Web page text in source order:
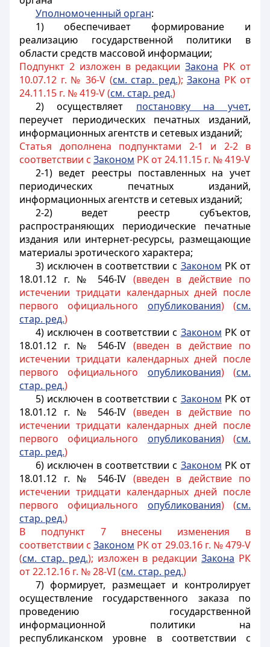
Уполномоченный орган:
1) обеспечивает формирование и
реализацию государственной политики в
области средств массовой информации;
Подпункт 2 изложен в редакцииЗакона РК от
10.07.12 г. № 36-V (см. стар. ред.); Закона РК от
24.11.15 г. № 419-V (см. стар. ред.)
2) осуществляет постановку на учет,
переучет периодических печатных изданий,
информационных агентств и сетевых изданий;
Статья дополнена подпунктами 2-1 и 2-2 в
соответствии с Законом РК от 24.11.15 г. № 419-V
2-1) ведет реестры поставленных на учет
периодических печатных изданий,
информационных агентств и сетевых изданий;
2-2) ведет реестр субъектов,
распространяющих периодические печатные
издания или интернет-ресурсы, размещающие
материалы эротического характера;
3) исключен в соответствии с Законом РК от
18.01.12 г. № 546-IV (введен в действие по
истечении тридцати календарных дней после
первого официального опубликования) (см.
стар. ред.)
4) исключен в соответствии с Законом РК от
18.01.12 г. № 546-IV (введен в действие по
истечении тридцати календарных дней после
первого официального опубликования) (см.
стар. ред.)
5) исключен в соответствии с Законом РК от
18.01.12 г. № 546-IV (введен в действие по
истечении тридцати календарных дней после
первого официального опубликования) (см.
стар. ред.)
6) исключен в соответствии с Законом РК от
18.01.12 г. № 546-IV (введен в действие по
истечении тридцати календарных дней после
первого официального опубликования) (см.
стар. ред.)
В подпункт 7 внесены изменения в
соответствии сЗаконом РК от 29.03.16 г. № 479-V
(см. стар. ред.); изложен в редакцииЗакона РК
от 22.12.16 г. № 28-VI (см. стар. ред.)
7) формирует, размещает и контролирует
осуществление государственного заказа по
проведению государственной
информационной политики на
республиканском уровне в соответствии с